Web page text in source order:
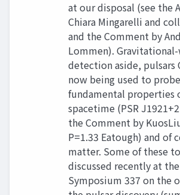
at our disposal (see the
Chiara Mingarelli and
and the Comment by
Lommen).
detection aside, pulsars
now being used to
fundamental properties
spacetime (PSR
the Comment by
P=1.33 Eatough) and of
matter. Some of these
discussed recently at
Symposium 337 on the